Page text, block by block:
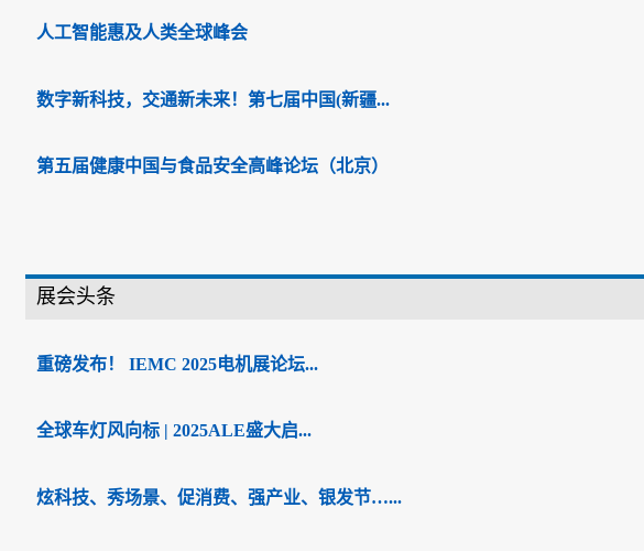
人工智能惠及人类全球峰会
数字新科技，交通新未来！第七届中国(新疆...
第五届健康中国与食品安全高峰论坛（北京）
展会头条
重磅发布！ IEMC 2025电机展论坛...
全球车灯风向标 | 2025ALE盛大启...
炫科技、秀场景、促消费、强产业、银发节…...